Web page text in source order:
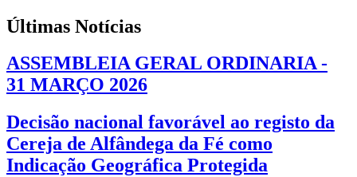
Últimas Notícias
ASSEMBLEIA GERAL ORDINARIA -
31 MARÇO 2026
Decisão nacional favorável ao registo da
Cereja de Alfândega da Fé como
Indicação Geográfica Protegida